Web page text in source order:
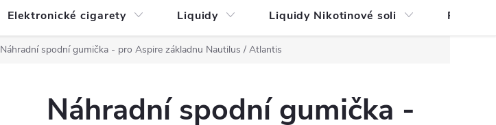
Elektronické cigarety Liquidy Liquidy Nikotinové soli
Náhradní spodní gumička - pro Aspire základnu Nautilus / Atlantis
Náhradní spodní gumička -